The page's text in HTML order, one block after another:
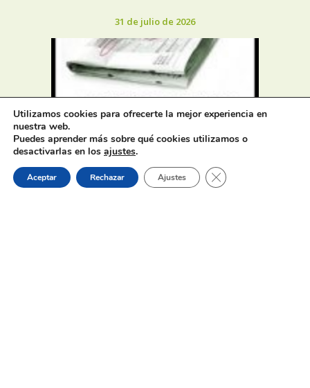
31 de julio de 2026
Oferta de Trabajo: SAD, SERVICIO
DE AYUDA A DOMICILIO
31 de julio de 2026
Utilizamos cookies para ofrecerte la mejor experiencia en
nuestra web.
Puedes aprender más sobre qué cookies utilizamos o
desactivarlas en los ajustes.
Aceptar Rechazar Ajustes Cerrar el banner de